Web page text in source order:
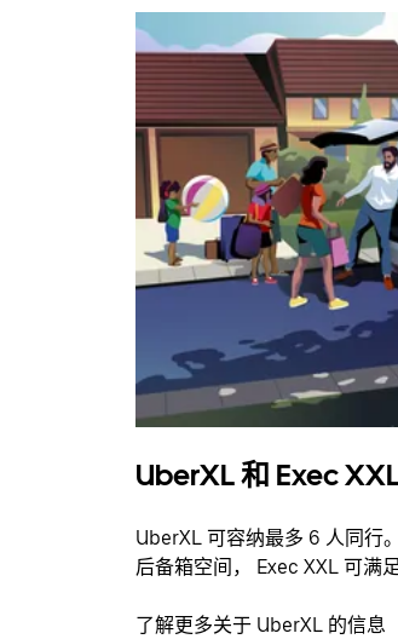
UberXL 和 Exec
UberXL 可容纳最多 6 人同行
后备箱空间， Exec XXL 可满
了解更多关于 UberXL 的信息